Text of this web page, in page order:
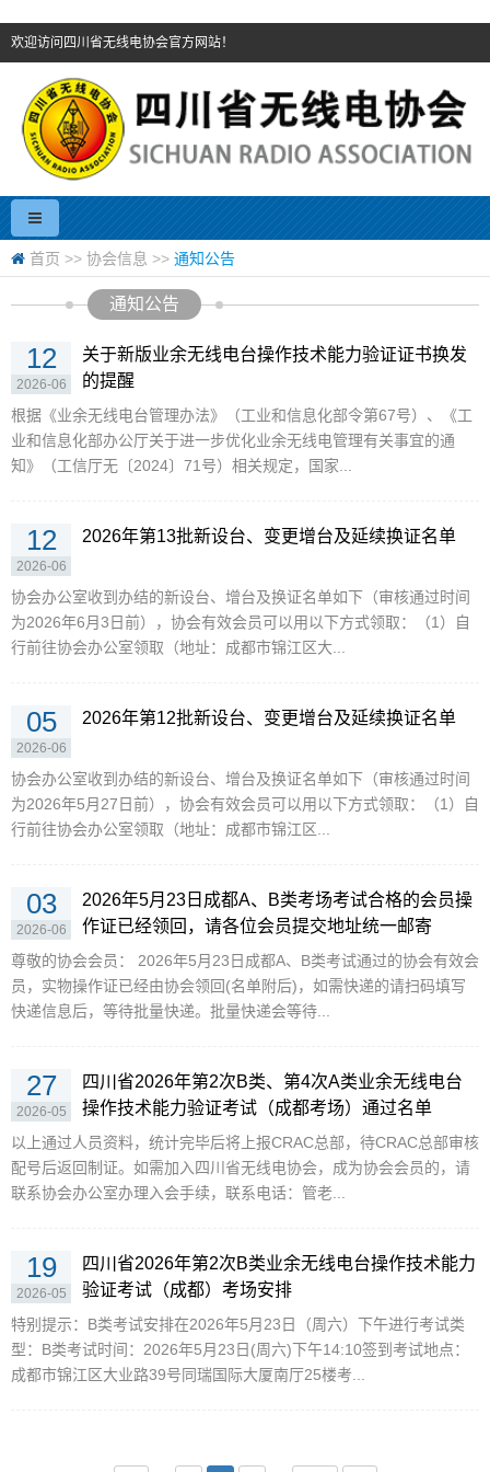
欢迎访问四川省无线电协会官方网站！
首页 >> 协会信息 >> 通知公告
通知公告
12
2026-06
关于新版业余无线电台操作技术能力验证证书换发
的提醒
根据《业余无线电台管理办法》（工业和信息化部令第67号）、《工
业和信息化部办公厅关于进一步优化业余无线电管理有关事宜的通
知》（工信厅无〔2024〕71号）相关规定，国家...
12
2026-06
2026年第13批新设台、变更增台及延续换证名单
协会办公室收到办结的新设台、增台及换证名单如下（审核通过时间
为2026年6月3日前），协会有效会员可以用以下方式领取：（1）自
行前往协会办公室领取（地址：成都市锦江区大...
05
2026-06
2026年第12批新设台、变更增台及延续换证名单
协会办公室收到办结的新设台、增台及换证名单如下（审核通过时间
为2026年5月27日前），协会有效会员可以用以下方式领取：（1）自
行前往协会办公室领取（地址：成都市锦江区...
03
2026-06
2026年5月23日成都A、B类考场考试合格的会员操
作证已经领回，请各位会员提交地址统一邮寄
尊敬的协会会员： 2026年5月23日成都A、B类考试通过的协会有效会
员，实物操作证已经由协会领回(名单附后)，如需快递的请扫码填写
快递信息后，等待批量快递。批量快递会等待...
27
2026-05
四川省2026年第2次B类、第4次A类业余无线电台
操作技术能力验证考试（成都考场）通过名单
以上通过人员资料，统计完毕后将上报CRAC总部，待CRAC总部审核
配号后返回制证。如需加入四川省无线电协会，成为协会会员的，请
联系协会办公室办理入会手续，联系电话：管老...
19
2026-05
四川省2026年第2次B类业余无线电台操作技术能力
验证考试（成都）考场安排
特别提示：B类考试安排在2026年5月23日（周六）下午进行考试类
型：B类考试时间：2026年5月23日(周六)下午14:10签到考试地点：
成都市锦江区大业路39号同瑞国际大厦南厅25楼考...